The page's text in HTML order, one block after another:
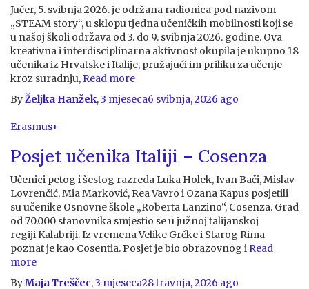
Jučer, 5. svibnja 2026. je održana radionica pod nazivom
„STEAM story“, u sklopu tjedna učeničkih mobilnosti koji se
u našoj školi održava od 3. do 9. svibnja 2026. godine. Ova
kreativna i interdisciplinarna aktivnost okupila je ukupno 18
učenika iz Hrvatske i Italije, pružajući im priliku za učenje
kroz suradnju, Read more
ByŽeljka Hanžek,3 mjeseca6 svibnja, 2026 ago
Erasmus+
Posjet učenika Italiji – Cosenza
Učenici petog i šestog razreda Luka Holek, Ivan Bači, Mislav
Lovrenčić, Mia Marković, Rea Vavro i Ozana Kapus posjetili
su učenike Osnovne škole „Roberta Lanzino“, Cosenza. Grad
od 70.000 stanovnika smjestio se u južnoj talijanskoj
regiji Kalabriji. Iz vremena Velike Grčke i Starog Rima
poznat je kao Cosentia. Posjet je bio obrazovnog i Read
more
ByMaja Treščec,3 mjeseca28 travnja, 2026 ago